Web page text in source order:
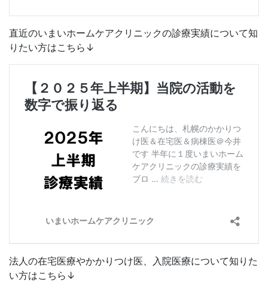
直近のいまいホームケアクリニックの診療実績について知
りたい方はこちら↓
法人の在宅医療やかかりつけ医、入院医療について知りた
い方はこちら↓